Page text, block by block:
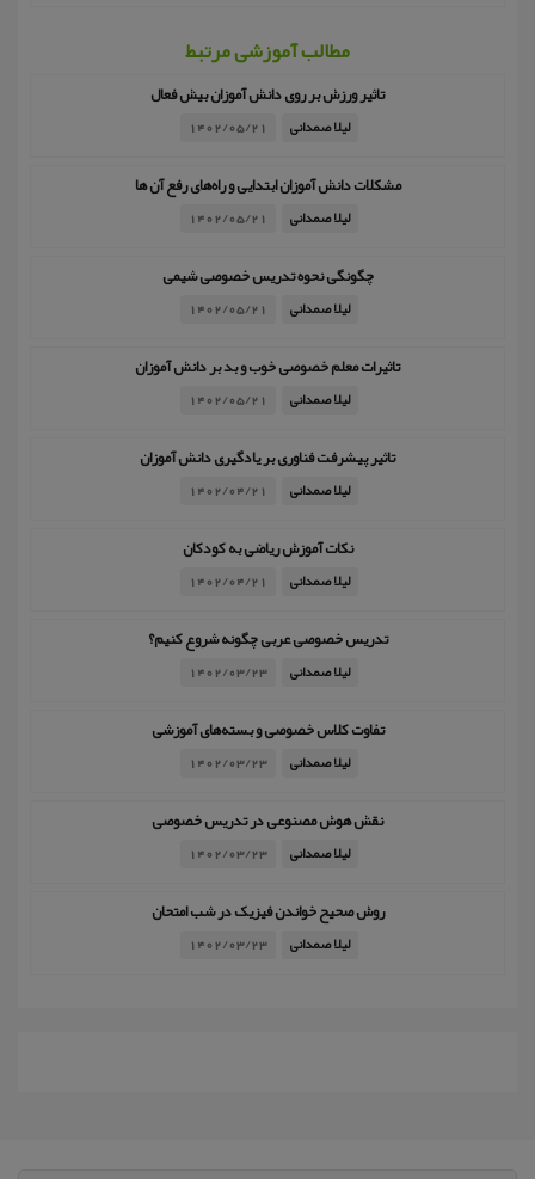
مطالب آموزشی مرتبط
تاثیر ورزش بر روی دانش آموزان بیش فعال
لیلا صمدانی 1402/05/21
مشکلات دانش آموزان ابتدایی و راه‌های رفع آن ها
لیلا صمدانی 1402/05/21
چگونگی نحوه تدریس خصوصی شیمی
لیلا صمدانی 1402/05/21
تاثیرات معلم خصوصی خوب و بد بر دانش آموزان
لیلا صمدانی 1402/05/21
تاثیر پیشرفت فناوری بر یادگیری دانش آموزان
لیلا صمدانی 1402/04/21
نکات آموزش ریاضی به کودکان
لیلا صمدانی 1402/04/21
تدریس خصوصی عربی چگونه شروع کنیم؟
لیلا صمدانی 1402/03/23
تفاوت کلاس خصوصی و بسته‌های آموزشی
لیلا صمدانی 1402/03/23
نقش هوش مصنوعی در تدریس خصوصی
لیلا صمدانی 1402/03/23
روش صحیح خواندن فیزیک در شب امتحان
لیلا صمدانی 1402/03/23